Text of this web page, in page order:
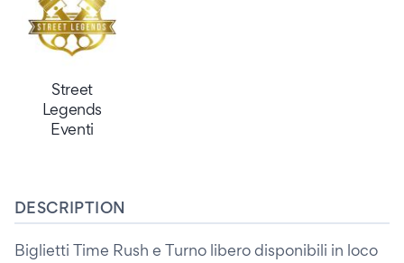
Street
Legends
Eventi
DESCRIPTION
Biglietti Time Rush e Turno libero disponibili in loco